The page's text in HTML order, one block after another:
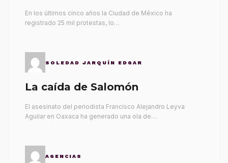
En los últimos cinco años la Ciudad de México ha
registrado 25 mil protestas, lo…
SOLEDAD JARQUÍN EDGAR
La caída de Salomón
El asesinato del periodista Francisco Alejandro Leyva
Aguilar en Oaxaca ha generado una ola de…
AGENCIAS